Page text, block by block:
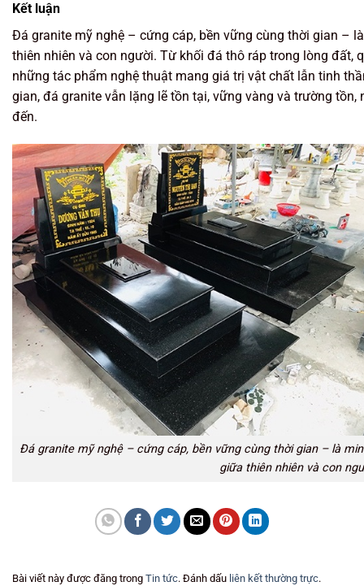
Kết luận
Đá granite mỹ nghệ – cứng cáp, bền vững cùng thời gian –
thiên nhiên và con người. Từ khối đá thô ráp trong lòng đất,
những tác phẩm nghệ thuật mang giá trị vật chất lẫn tinh
gian, đá granite vẫn lặng lẽ tồn tại, vững vàng và trường
đến.
Đá granite mỹ nghệ – cứng cáp, bền vững cùng thời gian – là
giữa thiên nhiên và con
Bài viết này được đăng trong Tin tức. Đánh dấu liên kết thường trực.